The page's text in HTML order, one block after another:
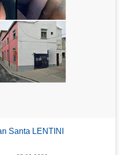
Santa LENTINI